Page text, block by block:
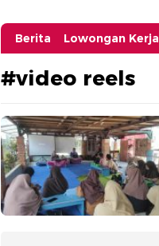
Berita Lowongan Kerja
#video reels